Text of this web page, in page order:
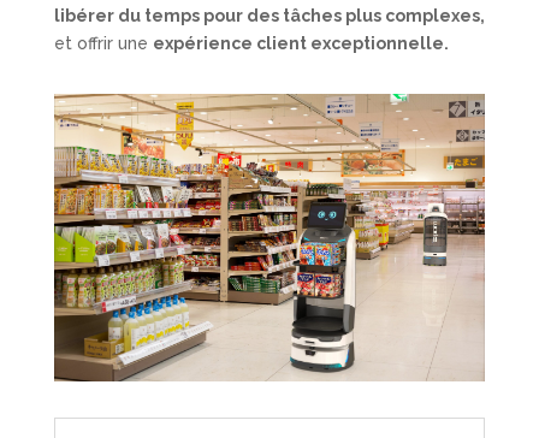
libérer du temps pour des tâches plus complexes,
et offrir une expérience client exceptionnelle.